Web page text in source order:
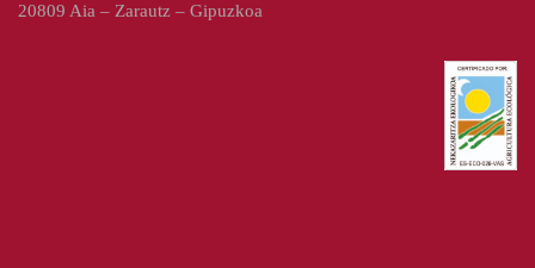
20809 Aia – Zarautz – Gipuzkoa